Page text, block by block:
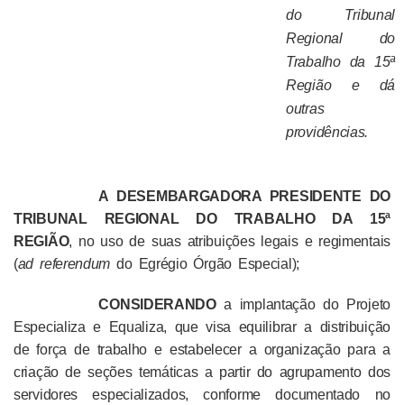
do Tribunal
Regional do
Trabalho da 15ª
Região e dá
outras
providências.
A DESEMBARGADORA PRESIDENTE DO
TRIBUNAL REGIONAL DO TRABALHO DA 15ª
REGIÃO, no uso de suas atribuições legais e regimentais
(ad referendum do Egrégio Órgão Especial);
CONSIDERANDOa implantação do Projeto
Especializa e Equaliza, que visa equilibrar a distribuição
de força de trabalho e estabelecer a organização para a
criação de seções temáticas a partir do agrupamento dos
servidores especializados, conforme documentado no